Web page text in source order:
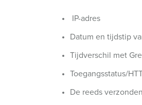
IP-adres
Datum en tijdstip
Tijdverschil met
Toegangsstatus/
De reeds